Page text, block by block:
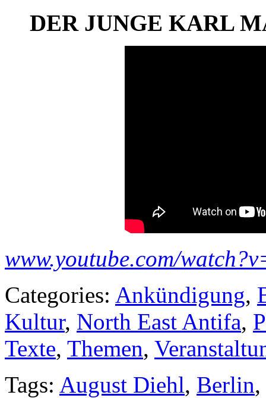
DER JUNGE KARL
www.youtube.com/
Categories: Ankündigung,
Kultur, North East Antifa,
Texte, Themen,
Tags: August Diehl, Berlin,